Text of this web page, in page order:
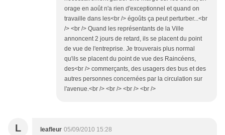
orage en août n'a rien d'exceptionnel et quand on
travaille dans les<br /> égoûts ça peut perturber...<br
/> <br /> Quand les représentants de la Ville
annoncent 2 jours de retard, ils se placent du point
de vue de l'entreprise. Je trouverais plus normal
qu'ils se placent du point de vue des Raincéens,
des<br /> commerçants, des usagers des bus et des
autres personnes concernées par la circulation sur
l'avenue.<br /> <br /> <br /> <br />
L leafleur 05/09/2010 15:28